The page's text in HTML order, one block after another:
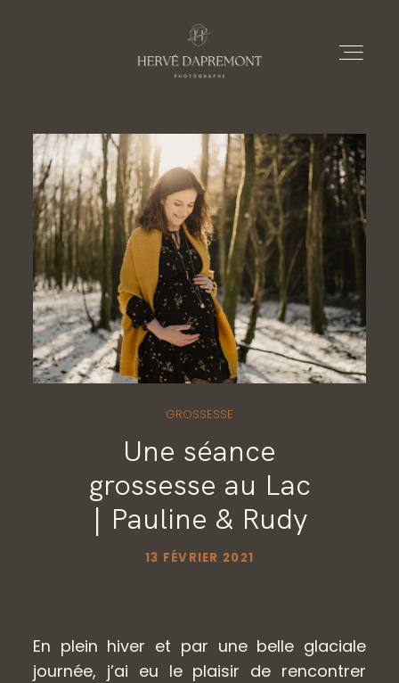
À PROPOS
PRESTATIONS
PORTFOLIOS
LE BLOG
CONTACT
GALERIES PRIVÉES
GROSSESSE
Une séance
grossesse au Lac
| Pauline & Rudy
13 FÉVRIER 2021
En plein hiver et par une belle glaciale
journée, j’ai eu le plaisir de rencontrer